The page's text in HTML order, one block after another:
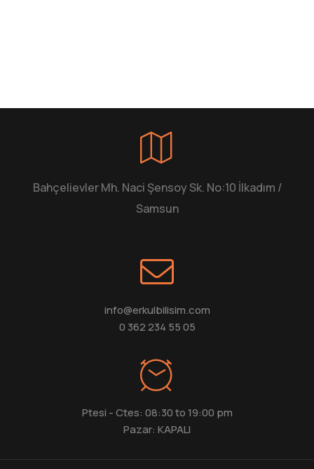
Bahçelievler Mh. Naci Şensoy Sk. No:10 İlkadım /
Samsun
info@erkulbilisim.com
0 362 234 55 05
Ptesi - Ctes: 08:30 to 19:00 pm
Pazar: KAPALI